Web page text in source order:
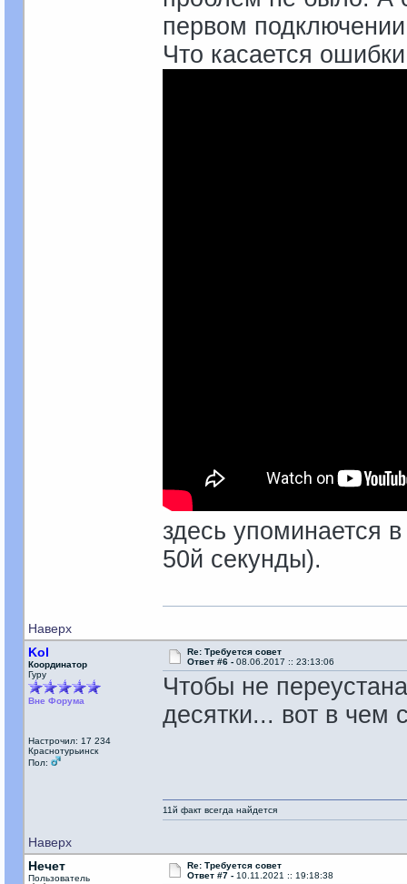
первом подключении
Что касается
здесь упоминается
50й секунды).
Наверх
Kol
Координатор
Гуру
Вне Форума
Настрочил: 17 234
Краснотурьинск
Пол:
Re: Требуется совет
Ответ #6 - 08.06.2017 :: 23:13:06
Чтобы не
десятки... вот в чем
Наверх
11й факт всегда найдется
Нечет
Пользователь
Re: Требуется совет
Ответ #7 - 10.11.2021 :: 19:18:38